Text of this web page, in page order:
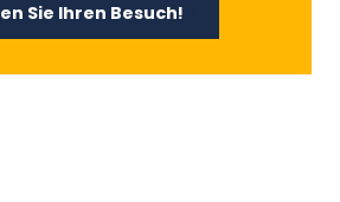
Sie Ihren Besuch!